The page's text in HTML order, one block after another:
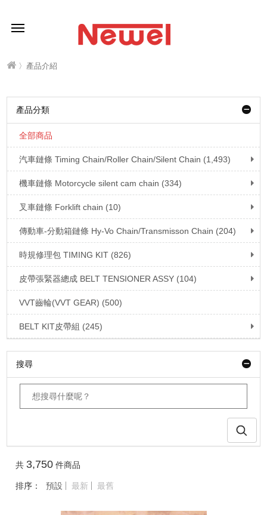
〉產品介紹
產品分類
全部商品
汽車鏈條 Timing Chain/Roller Chain/Silent Chain (1,493)
機車鏈條 Motorcycle silent cam chain (334)
叉車鏈條 Forklift chain (10)
傳動車-分動箱鏈條 Hy-Vo Chain/Transmisson Chain (204)
時規修理包 TIMING KIT (826)
皮帶張緊器總成 BELT TENSIONER ASSY (104)
VVT齒輪(VVT GEAR) (500)
BELT KIT皮帶組 (245)
搜尋
共 3,750 件商品
排序： 預設 最新 最舊